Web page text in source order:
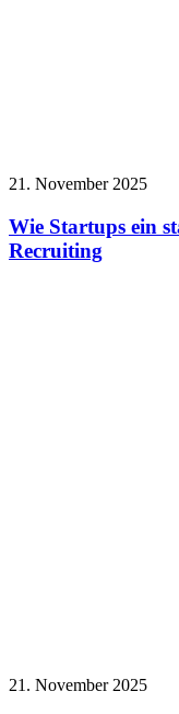
21. November 2025
Wie Startups ein
Recruiting
21. November 2025